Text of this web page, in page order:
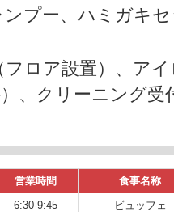
プー、ハミガキ
ロア設置）、ア
、クリーニング受
営業時間
食事名称
6:30-9:45 ビュッフェ